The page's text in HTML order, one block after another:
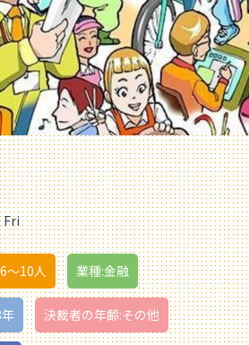
Fri
～10人 業種:金融
決裁者の年齢:その他